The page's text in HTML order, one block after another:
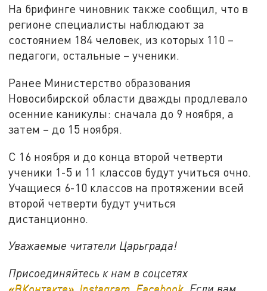
На брифинге чиновник также сообщил, что в
регионе специалисты наблюдают за
состоянием 184 человек, из которых 110 –
педагоги, остальные – ученики.
Ранее Министерство образования
Новосибирской области дважды продлевало
осенние каникулы: сначала до 9 ноября, а
затем – до 15 ноября.
С 16 ноября и до конца второй четверти
ученики 1-5 и 11 классов будут учиться очно.
Учащиеся 6-10 классов на протяжении всей
второй четверти будут учиться
дистанционно.
Уважаемые читатели Царьграда!
Присоединяйтесь к нам в соцсетях